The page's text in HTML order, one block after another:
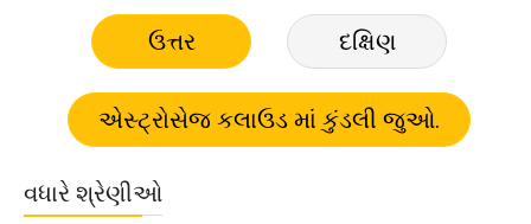
ઉત્તર દક્ષિણ
વધારે શ્રેણીઓ